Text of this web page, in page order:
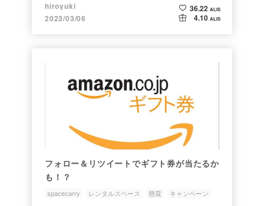
hiroyuki
2023/03/06
36.22 ALIS
4.10 ALIS
フォロー＆リツイートでギフト券が当たるか
も！？
spacecarry レンタルスペース 懸賞 キャンペーン